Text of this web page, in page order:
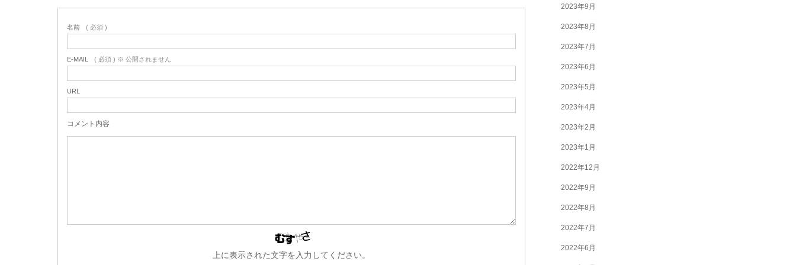
名前 ( 必須 )
E-MAIL ( 必須 ) ※ 公開されません
URL
コメント内容
上に表示された文字を入力してください。
2023年9月
2023年8月
2023年7月
2023年6月
2023年5月
2023年4月
2023年2月
2023年1月
2022年12月
2022年9月
2022年8月
2022年7月
2022年6月